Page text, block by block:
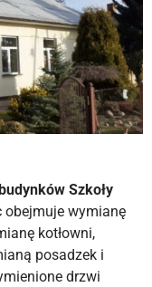
Szkoły
obejmuje wymianę
kotłowni,
posadzek i
drzwi